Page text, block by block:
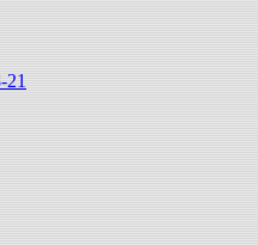
21